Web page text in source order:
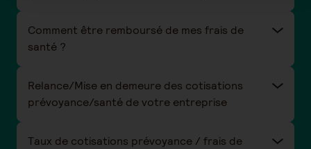
Comment être remboursé de mes frais de
santé ?
Relance/Mise en demeure des cotisations
prévoyance/santé de votre entreprise
Taux de cotisations prévoyance / frais de